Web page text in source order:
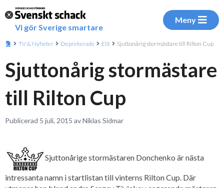
Vi gör Sverige smartare
Meny
TV & Nyheter Deprekerade Elit Sjuttonårig stormästare till Rilton Cup
Sjuttonårig stormästare
till Rilton Cup
Publicerad 5 juli, 2015 av Niklas Sidmar
Sjuttonårige stormästaren Donchenko är nästa
intressanta namn i startlistan till vinterns Rilton Cup. Där